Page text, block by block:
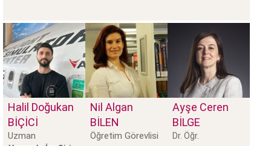
Halil Doğukan
BİÇİCİ
Uzman
Nil Algan
BILEN
Öğretim Görevlisi
Ayşe Ceren
BİLGE
Dr. Öğr.